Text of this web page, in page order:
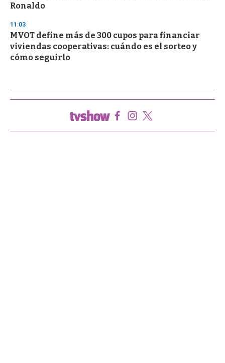
Ronaldo
11:03
MVOT define más de 300 cupos para financiar
viviendas cooperativas: cuándo es el sorteo y
cómo seguirlo